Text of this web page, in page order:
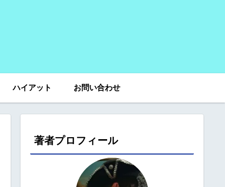
ハイアット お問い合わせ
著者プロフィール